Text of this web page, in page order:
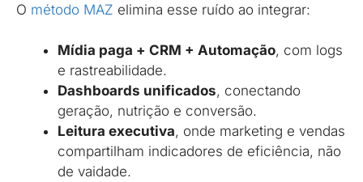
O método MAZ elimina esse ruído ao integrar:
Mídia paga + CRM + Automação, com logs
e rastreabilidade.
Dashboards unificados, conectando
geração, nutrição e conversão.
Leitura executiva, onde marketing e vendas
compartilham indicadores de eficiência, não
de vaidade.